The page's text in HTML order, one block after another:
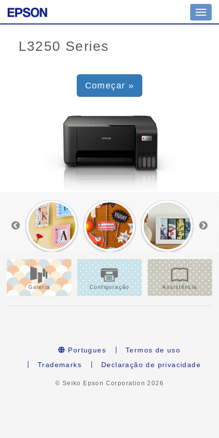
Começar »
Galeria Configuração Assistência
Portugues
Termos de uso
Trademarks
Declaração de privacidade
© Seiko Epson Corporation2026